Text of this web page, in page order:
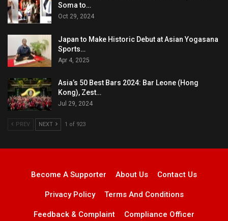
Soma to…
Oct 29, 2024
Japan to Make Historic Debut at Asian Yogasana
Sports…
Apr 4, 2025
Asia’s 50 Best Bars 2024: Bar Leone (Hong
Kong), Zest…
Jul 29, 2024
PREV NEXT 1 of 923
Become A Supporter About Us Contact Us
Privacy Policy Terms And Conditions
Feedback & Complaint Compliance Officer